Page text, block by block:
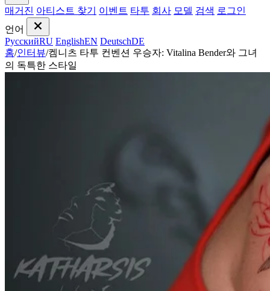
매거진 아티스트 찾기 이벤트 타투 회사 모델 검색 로그인
언어
РусскийRU EnglishEN DeutschDE
홈/인터뷰/켐니츠 타투 컨벤션 우승자: Vitalina Bender와 그녀
의 독특한 스타일